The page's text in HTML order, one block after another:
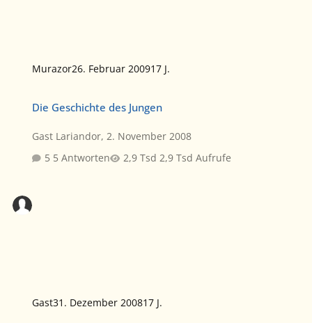
Murazor26. Februar 200917 J.
Die Geschichte des Jungen
Gast Lariandor,2. November 2008
5 Antworten
2,9 Tsd Aufrufe
Gast31. Dezember 200817 J.